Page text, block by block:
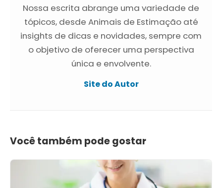
Nossa escrita abrange uma variedade de
tópicos, desde Animais de Estimação até
insights de dicas e novidades, sempre com
o objetivo de oferecer uma perspectiva
única e envolvente.
Site do Autor
Você também pode gostar